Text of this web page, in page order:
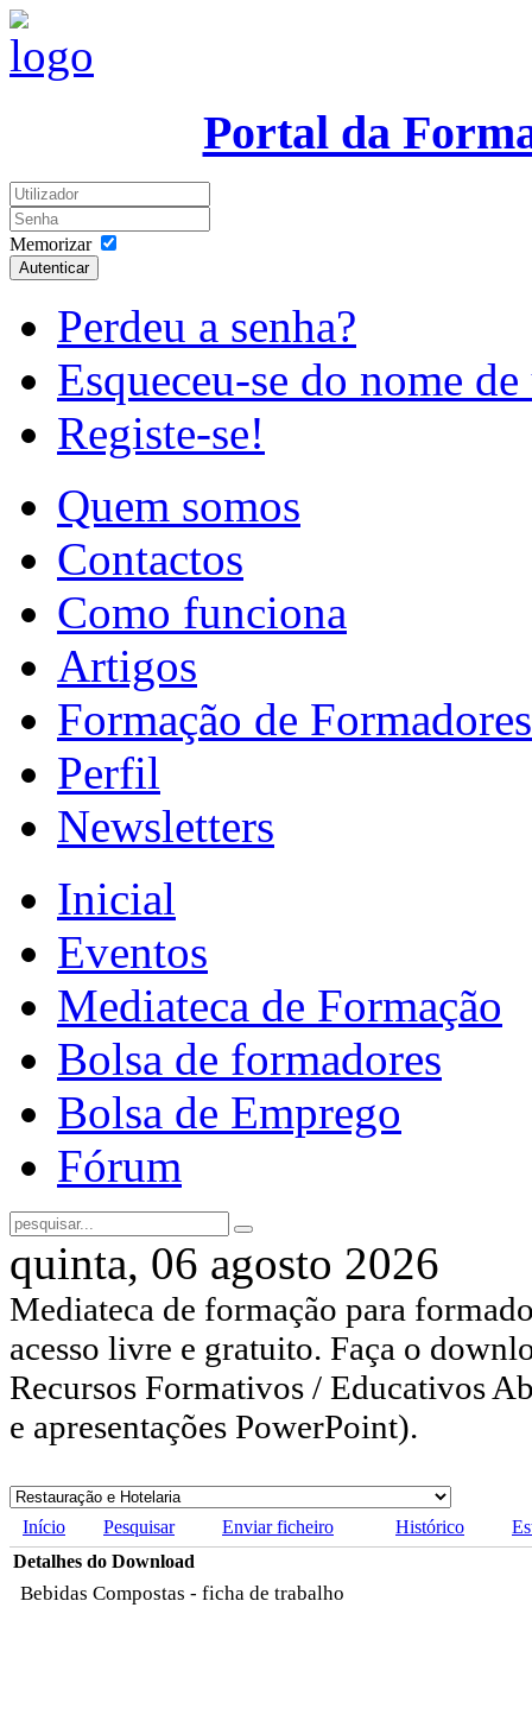
Portal da
Memorizar
Autenticar
Perdeu a senha?
Esqueceu-se do nome
Registe-se!
Quem somos
Contactos
Como funciona
Artigos
Formação de Formadores
Perfil
Newsletters
Inicial
Eventos
Mediateca de Formação
Bolsa de formadores
Bolsa de Emprego
Fórum
quinta, 06 agosto 2026
Mediateca de formação para
acesso livre e gratuito. Faça o
Recursos Formativos / Educativos
e apresentações PowerPoint).
Início Pesquisar Enviar ficheiro Histórico
Detalhes do Download
Bebidas Compostas - ficha de trabalho